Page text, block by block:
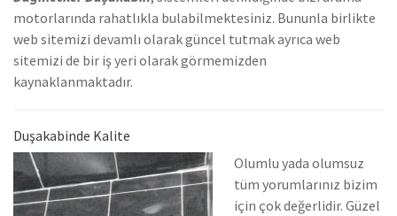
motorlarında rahatlıkla bulabilmektesiniz. Bununla birlikte
web sitemizi devamlı olarak güncel tutmak ayrıca web
sitemizi de bir iş yeri olarak görmemizden
kaynaklanmaktadır.
Duşakabinde Kalite
Olumlu yada olumsuz
tüm yorumlarınız bizim
için çok değerlidir. Güzel